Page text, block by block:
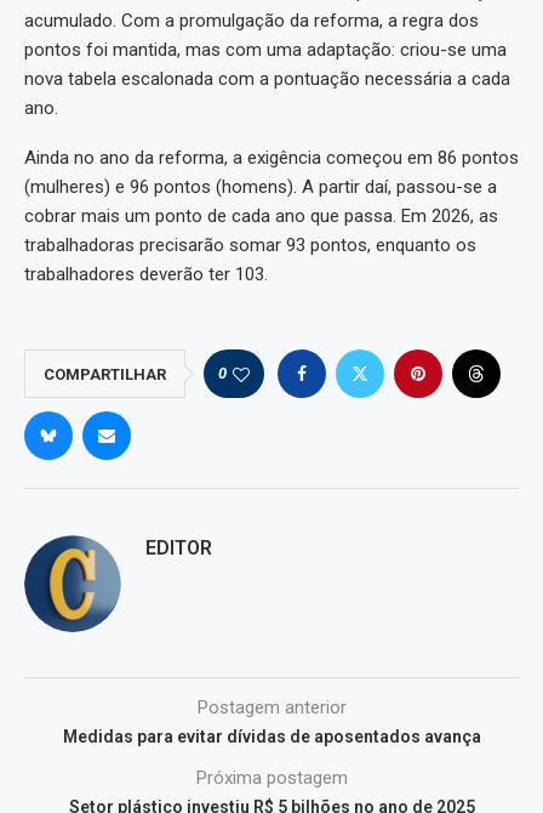
acumulado. Com a promulgação da reforma, a regra dos
pontos foi mantida, mas com uma adaptação: criou-se uma
nova tabela escalonada com a pontuação necessária a cada
ano.
Ainda no ano da reforma, a exigência começou em 86 pontos
(mulheres) e 96 pontos (homens). A partir daí, passou-se a
cobrar mais um ponto de cada ano que passa. Em 2026, as
trabalhadoras precisarão somar 93 pontos, enquanto os
trabalhadores deverão ter 103.
COMPARTILHAR 0
EDITOR
Postagem anterior
Medidas para evitar dívidas de aposentados avança
Próxima postagem
Setor plástico investiu R$ 5 bilhões no ano de 2025